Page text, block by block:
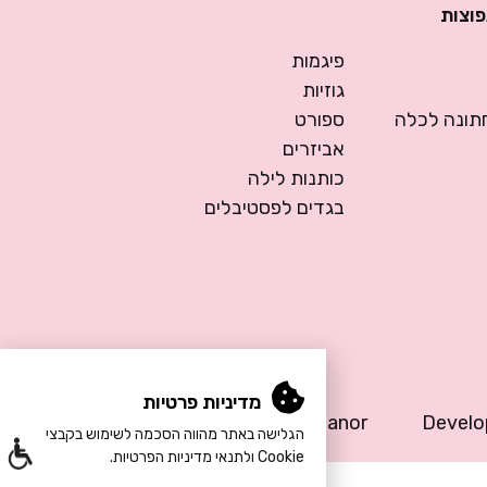
לכלה
פיגמות
גוזיות
ספורט
אביזרים
כותנות לילה
בגדים לפסטיבלים
Design by Meital Manor
מדיניות פרטיות
הגלישה באתר מהווה הסכמה לשימוש בקבצי
Cookie ולתנאי מדיניות הפרטיות.